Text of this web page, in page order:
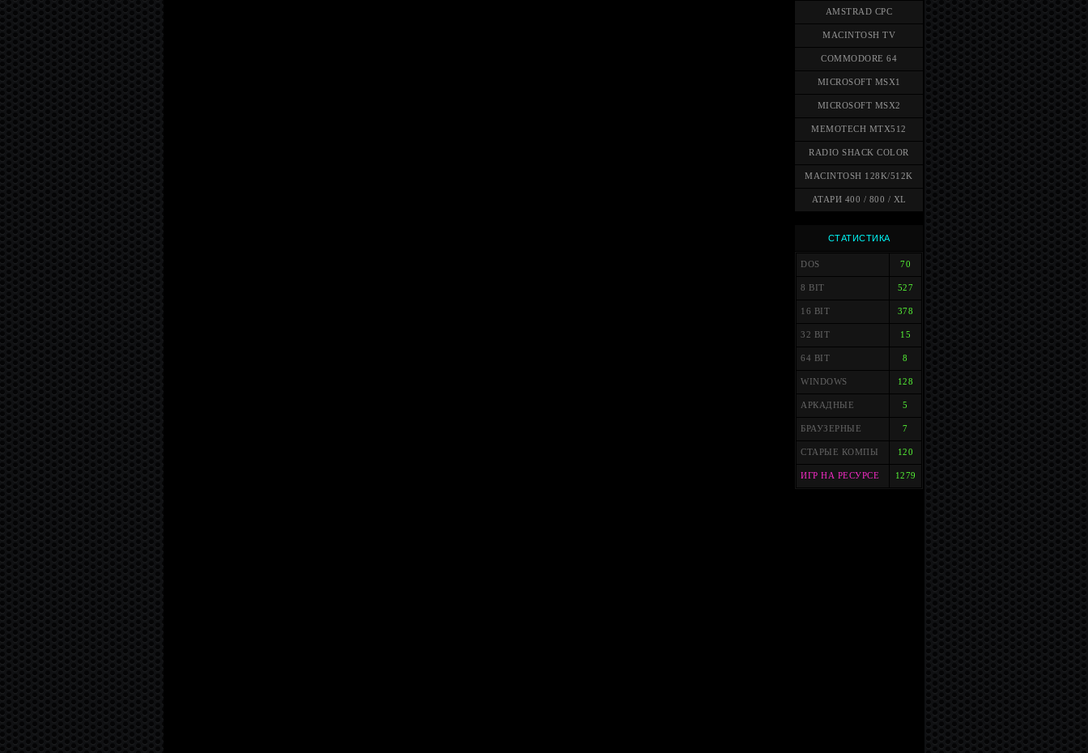
AMSTRAD CPC
MACINTOSH TV
COMMODORE 64
MICROSOFT MSX1
MICROSOFT MSX2
MEMOTECH MTX512
RADIO SHACK COLOR
MACINTOSH 128K/512K
АТАРИ 400 / 800 / XL
СТАТИСТИКА
DOS 70
8 BIT 527
16 BIT 378
32 BIT 15
64 BIT 8
WINDOWS 128
АРКАДНЫЕ 5
БРАУЗЕРНЫЕ 7
СТАРЫЕ КОМПЫ 120
ИГР НА РЕСУРСЕ 1279